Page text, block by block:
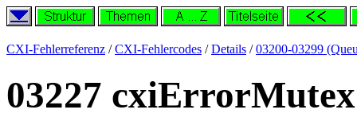
CXI-Fehlerreferenz /CXI-Fehlercodes /Details /03200-03299
03227